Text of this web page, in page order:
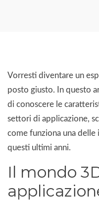
Vorresti diventare un
posto giusto. In questo
di conoscere le
settori di applicazione,
come funziona una delle
questi ultimi anni.
Il mondo